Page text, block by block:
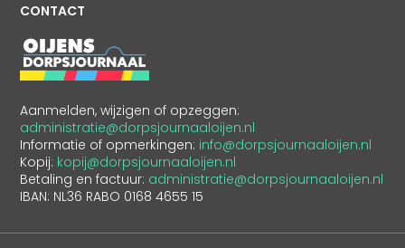
CONTACT
Aanmelden, wijzigen of opzeggen:
administratie@dorpsjournaaloijen.nl
Informatie of opmerkingen: info@dorpsjournaaloijen.nl
Kopij: kopij@dorpsjournaaloijen.nl
Betaling en factuur: administratie@dorpsjournaaloijen.nl
IBAN: NL36 RABO 0168 4655 15